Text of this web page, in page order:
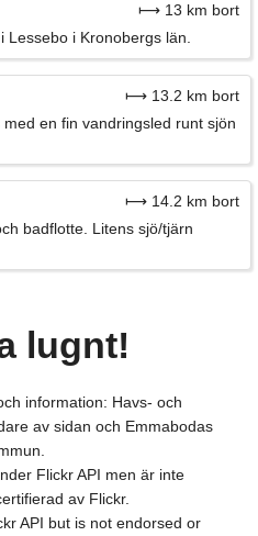
⟼ 13 km bort
Lessebo i Kronobergs län.
⟼ 13.2 km bort
en fin vandringsled runt sjön
⟼ 14.2 km bort
badflotte. Litens sjö/tjärn
lugnt!
information: Havs- och
av sidan och Emmabodas
Flickr API men är inte
av Flickr.
API but is not endorsed or